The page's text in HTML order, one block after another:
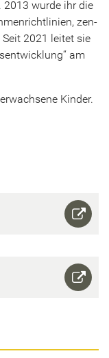
2013 wurde ihr die
zen­
2021 lei­tet sie
am
Kin­der.